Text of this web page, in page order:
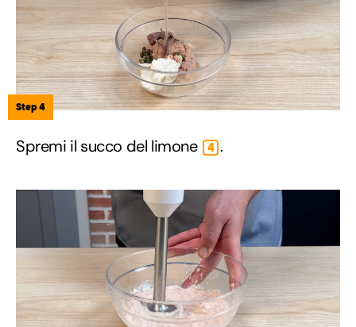
Step 4
Spremi il succo del limone 4 .